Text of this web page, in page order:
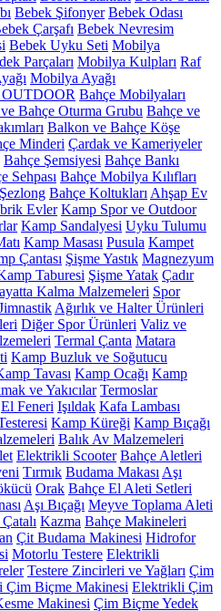
Bebek Şifonyer Bebek Odası
Çarşafı Bebek Nevresim
Bebek Uyku Seti Mobilya
Parçaları Mobilya Kulpları Raf
Mobilya Ayağı
Bahçe Mobilyaları
Bahçe Oturma Grubu Bahçe ve
Balkon ve Bahçe Köşe
Minderi Çardak ve Kameriyeler
Bahçe Şemsiyesi Bahçe Bankı
Sehpası Bahçe Mobilya Kılıfları
Şezlong Bahçe Koltukları Ahşap Ev
Evler Kamp Spor ve Outdoor
Kamp Sandalyesi Uyku Tulumu
Kamp Masası Pusula Kampet
Çantası Şişme Yastık Magnezyum
Taburesi Şişme Yatak Çadır
Kalma Malzemeleri Spor
Ağırlık ve Halter Ürünleri
Diğer Spor Ürünleri Valiz ve
Termal Çanta Matara
Kamp Buzluk ve Soğutucu
Tavası Kamp Ocağı Kamp
ve Yakıcılar Termoslar
El Feneri Işıldak Kafa Lambası
Kamp Küreği Kamp Bıçağı
Balık Av Malzemeleri
Elektrikli Scooter Bahçe Aletleri
Tırmık Budama Makası Aşı
Orak Bahçe El Aleti Setleri
Aşı Bıçağı Meyve Toplama Aleti
Kazma Bahçe Makineleri
Çit Budama Makinesi Hidrofor
Motorlu Testere Elektrikli
Testere Zincirleri ve Yağları Çim
Çim Biçme Makinesi Elektrikli Çim
Makinesi Çim Biçme Yedek